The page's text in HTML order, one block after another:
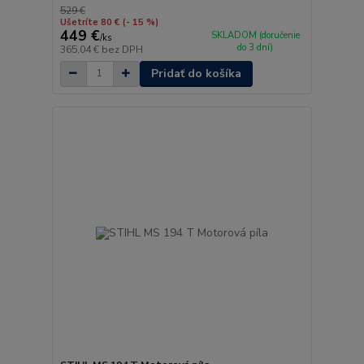
529 €
Ušetríte 80 € (- 15 %)
449 €/ks
365,04 € bez DPH
SKLADOM (doručenie
do 3 dní)
Pridať do košíka